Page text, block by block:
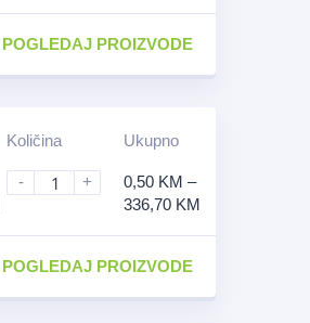
POGLEDAJ PROIZVODE
Količina
- +
Ukupno
0,50 KM –
336,70 KM
POGLEDAJ PROIZVODE